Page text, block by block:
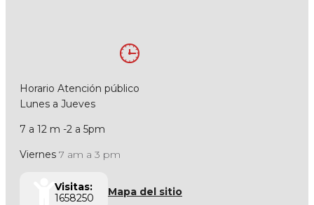
Horario Atención público
Lunes a Jueves
7 a 12 m -2 a 5pm
Viernes 7 am a 3 pm
Visitas:
1658250
Mapa del sitio